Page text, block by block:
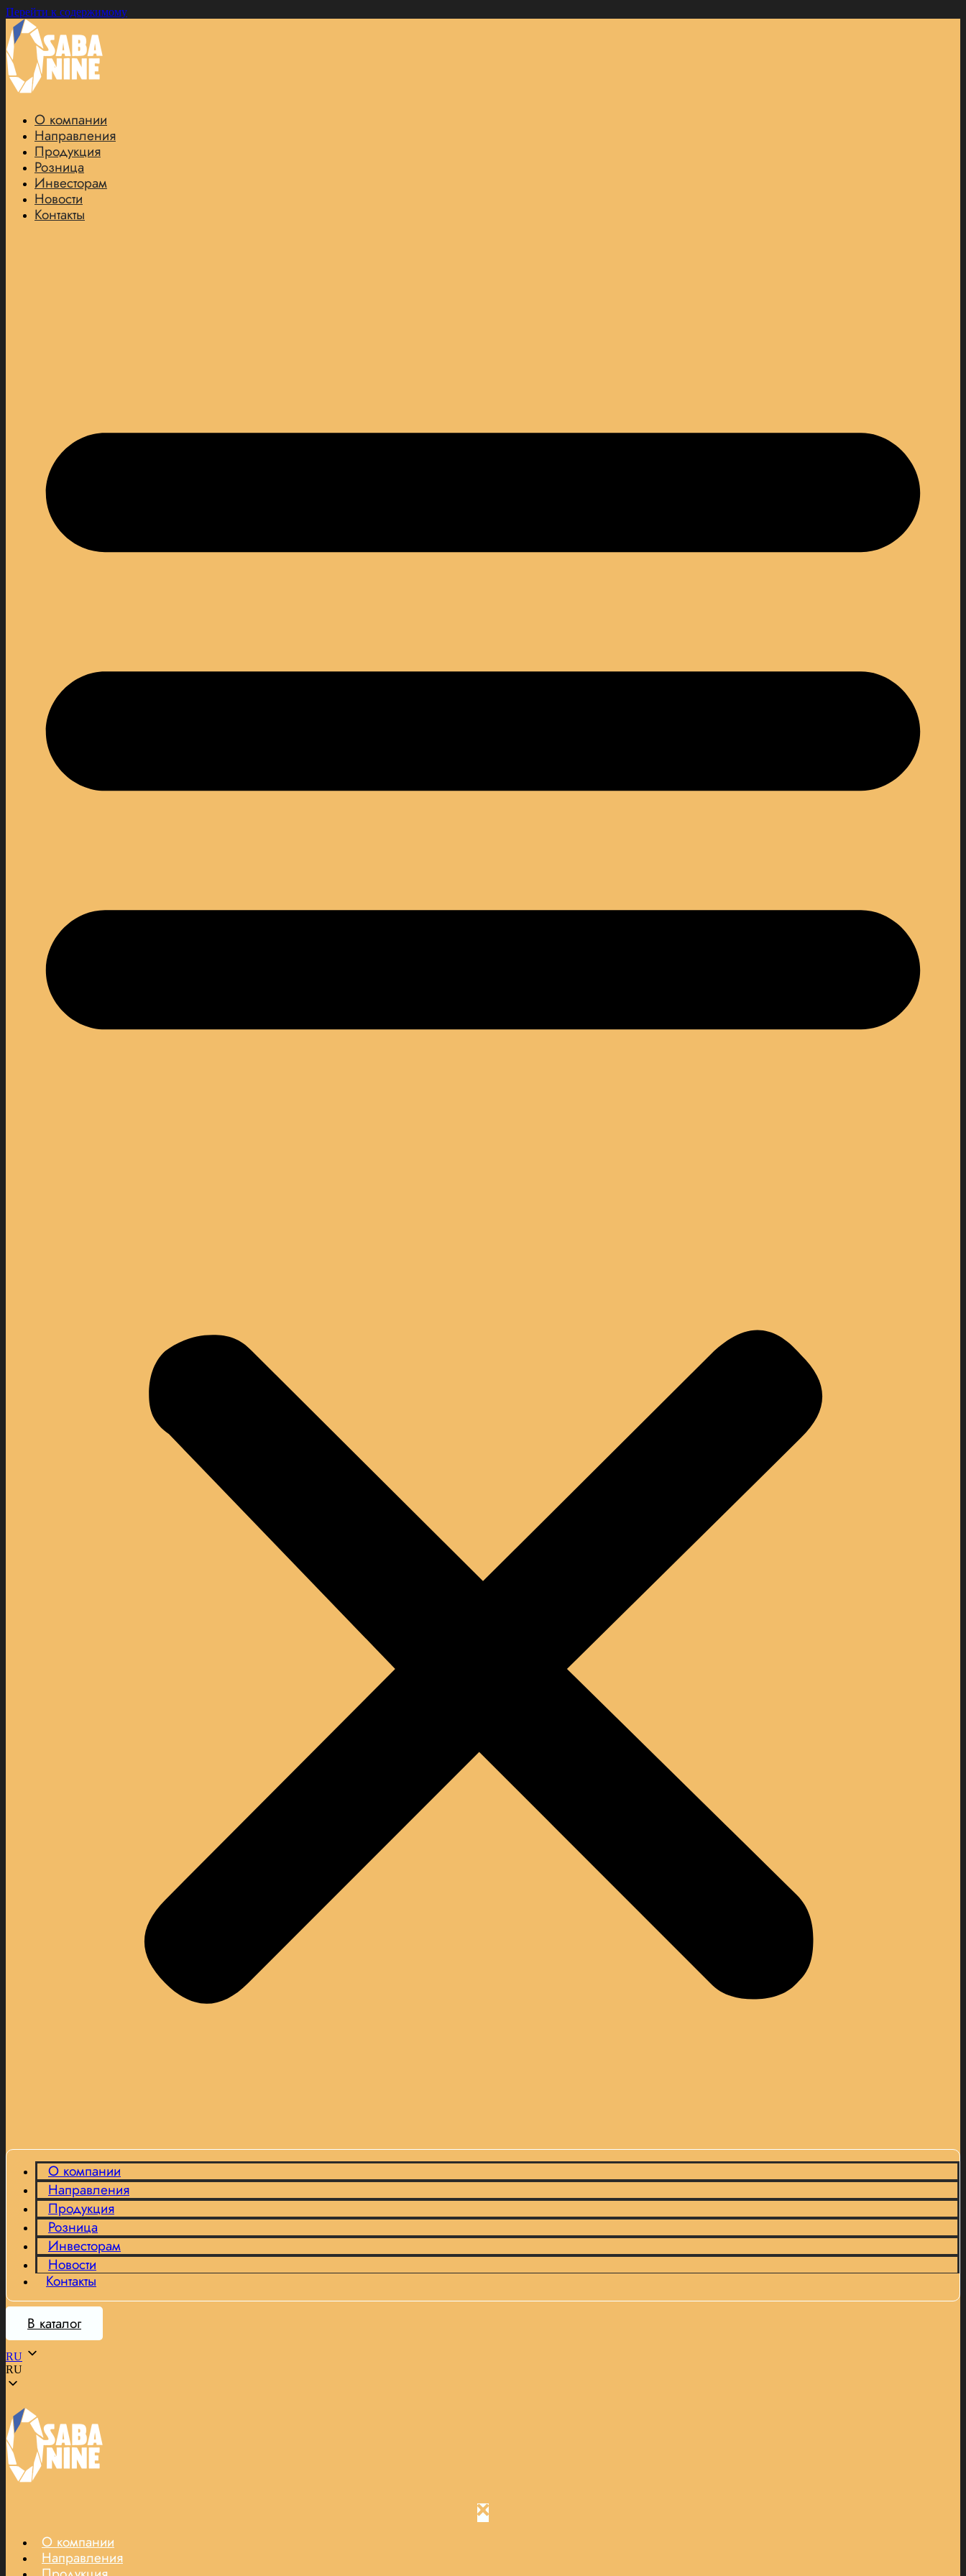
Перейти к содержимому
О компании
Направления
Продукция
Розница
Инвесторам
Новости
Контакты
О компании
Направления
Продукция
Розница
Инвесторам
Новости
Контакты
В каталог
RU
RU
О компании
Направления